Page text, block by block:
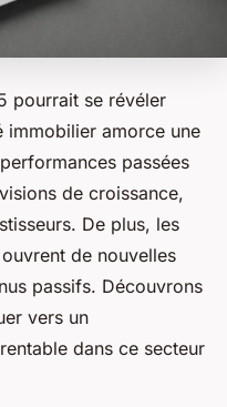
pourrait se révéler
immobilier amorce une
passées
de croissance,
De plus, les
de nouvelles
passifs. Découvrons
vers un
dans ce secteur